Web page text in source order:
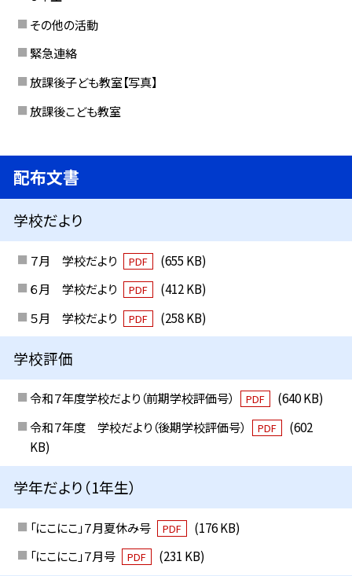
その他の活動
緊急連絡
放課後子ども教室【写真】
放課後こども教室
配布文書
学校だより
７月 学校だより PDF
(655 KB)
６月 学校だより
PDF
(412 KB)
５月 学校だより
PDF (258 KB)
学校評価
令和７年度学校だより（前期学校評価号） PDF
(640 KB)
令和７年度 学校だより（後期学校評価号）
PDF
(602
KB)
学年だより（1年生）
「にこにこ」７月夏休み号 PDF
(176 KB)
「にこにこ」７月号
PDF (231 KB)